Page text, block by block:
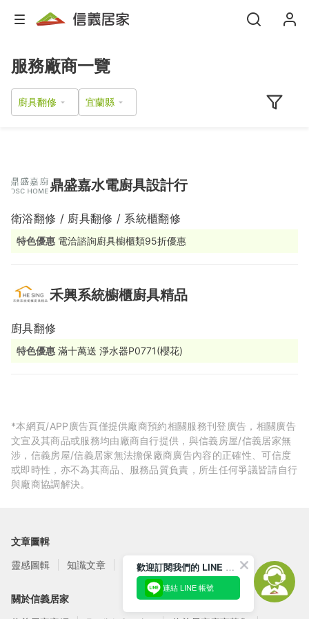
服務廠商一覽
廚具翻修
鼎盛嘉水電廚具設計行
衛浴翻修 / 廚具翻修 / 系統櫃翻修
特色優惠 電洽諮詢廚具櫥櫃類95折優惠
禾興系統櫥櫃廚具精品
廚具翻修
特色優惠 滿十萬送 淨水器P0771(櫻花)
*本網頁/APP廣告頁僅提供廠商預約相關服務刊登廣告，相關廣告
文宣及其商品或服務均由廠商自行提供，與信義房屋/信義居家無
涉，信義房屋/信義居家無法擔保廠商廣告內容的正確性、可信度
或即時性，亦不為其商品、服務品質負責，所生任何爭議皆請自行
與廠商協調解決。
文章圖輯
靈感圖輯
知識文章 訂閱電子報
關於信義居家
歡迎訂閱我們的 LINE 官方帳號
連結 LINE 帳號